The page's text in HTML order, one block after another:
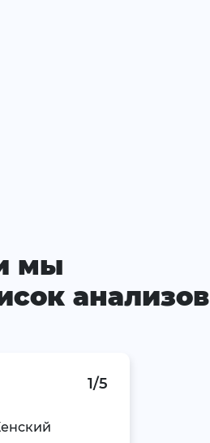
мы
анализов
1/5